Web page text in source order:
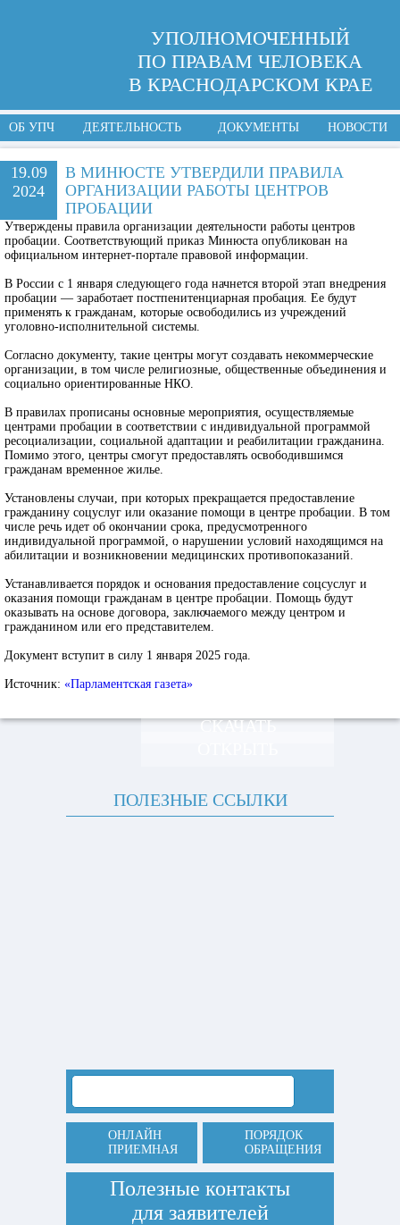
УПОЛНОМОЧЕННЫЙ
ПО ПРАВАМ ЧЕЛОВЕКА
В КРАСНОДАРСКОМ КРАЕ
ОБ УПЧ ДЕЯТЕЛЬНОСТЬ ДОКУМЕНТЫ НОВОСТИ
19.09
2024
В МИНЮСТЕ УТВЕРДИЛИ ПРАВИЛА
ОРГАНИЗАЦИИ РАБОТЫ ЦЕНТРОВ
ПРОБАЦИИ
Утверждены правила организации деятельности работы центров
пробации. Соответствующий приказ Минюста опубликован на
официальном интернет-портале правовой информации.
В России с 1 января следующего года начнется второй этап внедрения
пробации — заработает постпенитенциарная пробация. Ее будут
применять к гражданам, которые освободились из учреждений
уголовно-исполнительной системы.
Согласно документу, такие центры могут создавать некоммерческие
организации, в том числе религиозные, общественные объединения и
социально ориентированные НКО.
В правилах прописаны основные мероприятия, осуществляемые
центрами пробации в соответствии с индивидуальной программой
ресоциализации, социальной адаптации и реабилитации гражданина.
Помимо этого, центры смогут предоставлять освободившимся
гражданам временное жилье.
Установлены случаи, при которых прекращается предоставление
гражданину соцуслуг или оказание помощи в центре пробации. В том
числе речь идет об окончании срока, предусмотренного
индивидуальной программой, о нарушении условий находящимся на
абилитации и возникновении медицинских противопоказаний.
Устанавливается порядок и основания предоставление соцсуслуг и
оказания помощи гражданам в центре пробации. Помощь будут
оказывать на основе договора, заключаемого между центром и
гражданином или его представителем.
Документ вступит в силу 1 января 2025 года.
Источник: «Парламентская газета»
СКАЧАТЬ
ПОЛЕЗНЫЕ ССЫЛКИ
ОНЛАЙН
ПРИЕМНАЯ
ПОРЯДОК
ОБРАЩЕНИЯ
Полезные контакты
для заявителей